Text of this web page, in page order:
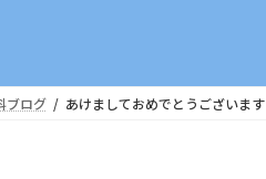
ブログ あけましておめでとうございます